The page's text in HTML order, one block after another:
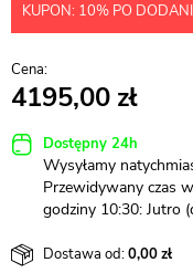
KUPON: 10% PO
4195,00
Dostępny 24h
Wysyłamy
Przewidywany czas
godziny 10:30: Jutro
Dostawa od:0,00